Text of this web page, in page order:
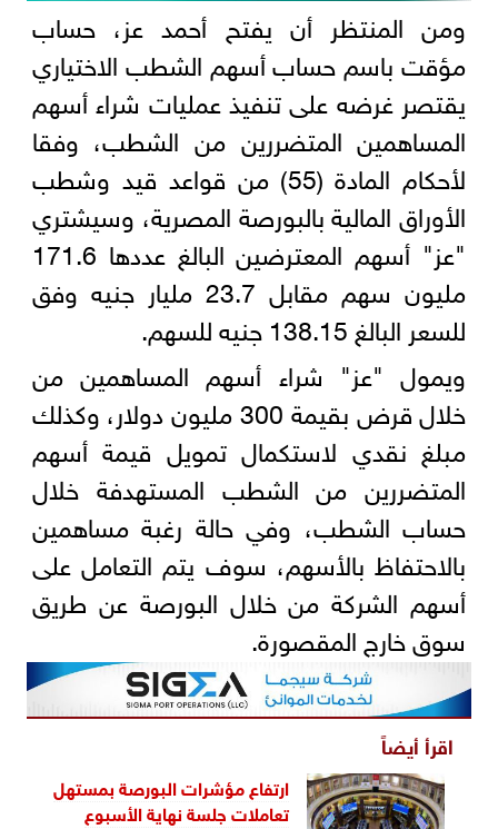
ومن المنتظر أن يفتح أحمد عز، حساب
مؤقت باسم حساب أسهم الشطب الاختياري
يقتصر غرضه على تنفيذ عمليات شراء أسهم
المساهمين المتضررين من الشطب، وفقا
لأحكام المادة (55) من قواعد قيد وشطب
الأوراق المالية بالبورصة المصرية، وسيشتري
"عز" أسهم المعترضين البالغ عددها 171.6
مليون سهم مقابل 23.7 مليار جنيه وفق
للسعر البالغ 138.15 جنيه للسهم.
ويمول "عز" شراء أسهم المساهمين من
خلال قرض بقيمة 300 مليون دولار، وكذلك
مبلغ نقدي لاستكمال تمويل قيمة أسهم
المتضررين من الشطب المستهدفة خلال
حساب الشطب، وفي حالة رغبة مساهمين
بالاحتفاظ بالأسهم، سوف يتم التعامل على
أسهم الشركة من خلال البورصة عن طريق
سوق خارج المقصورة.
اقرأ أيضاً
ارتفاع مؤشرات البورصة بمستهل
تعاملات جلسة نهاية الأسبوع